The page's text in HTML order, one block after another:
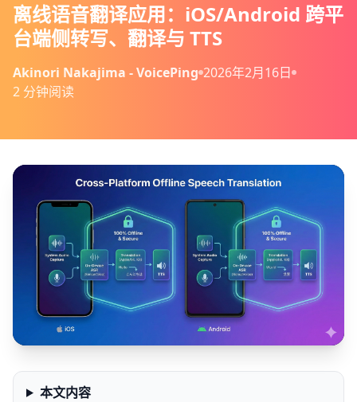
离线语音翻译应用：iOS/Android 跨平
台端侧转写、翻译与 TTS
Akinori Nakajima - VoicePing 2026年2月16日
2 分钟阅读
本文内容